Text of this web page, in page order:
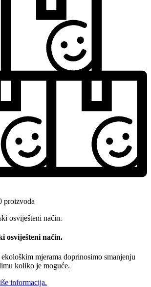
proizvoda
osviješteni način.
mjerama doprinosimo smanjenju
koliko je moguće.
informacija.